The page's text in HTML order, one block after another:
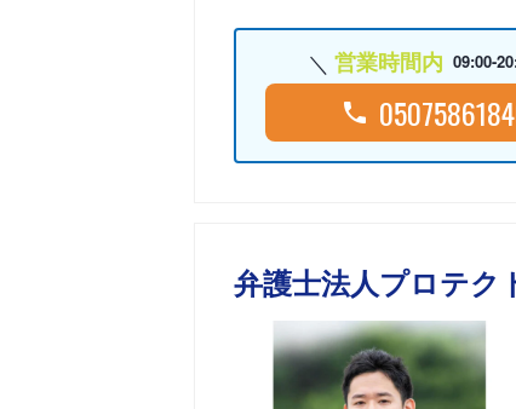
営業時間内 09:00-
弁護士法人プロテク